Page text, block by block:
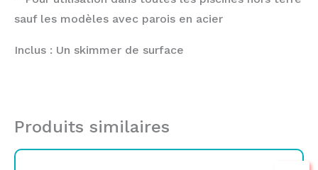
sauf les modèles avec parois en acier
Inclus : Un skimmer de surface
Produits similaires